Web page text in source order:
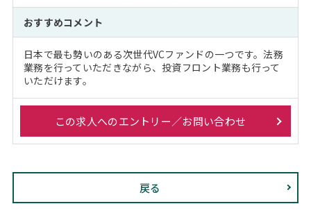
おすすめコメント
日本で最も勢いのある次世代VCファンドの一つです。法務
業務を行っていただきながら、投資フロント業務も行って
いただけます。
この求人へのエントリー／お問い合わせ
戻る